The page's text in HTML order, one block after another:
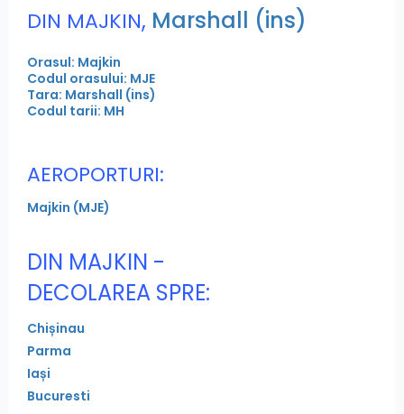
DIN MAJKIN, Marshall (ins)
Orasul: Majkin
Codul orasului: MJE
Tara: Marshall (ins)
Codul tarii: MH
AEROPORTURI:
Majkin (MJE)
DIN MAJKIN -
DECOLAREA SPRE:
Chișinau
Parma
Iași
Bucuresti